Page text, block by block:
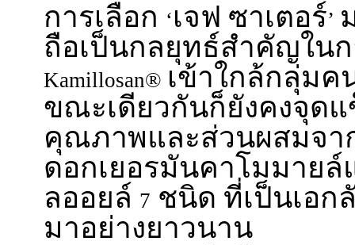
การเลือก ‘เจฟ ซาเตอร์’
ถือเป็นกลยุทธ์สำคัญใน
Kamillosan® เข้าใกล้กลุ่ม
ขณะเดียวกันก็ยังคงจุดแ
คุณภาพและส่วนผสมจา
ดอกเยอรมันคาโมมายล์
ลออยล์ 7 ชนิด ที่เป็นเอ
มาอย่างยาวนาน